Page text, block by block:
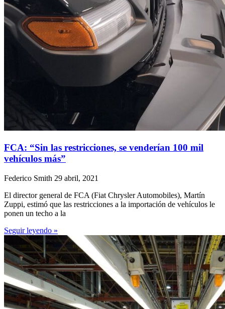
FCA: “Sin las restricciones, se venderían 100 mil
vehículos más”
Federico Smith 29 abril, 2021
El director general de FCA (Fiat Chrysler Automobiles), Martín
Zuppi, estimó que las restricciones a la importación de vehículos le
ponen un techo a la
Seguir leyendo »